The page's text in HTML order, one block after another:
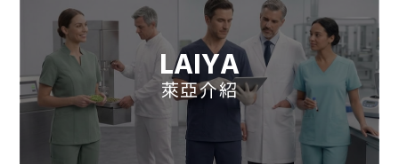
LAIYA
萊亞介紹